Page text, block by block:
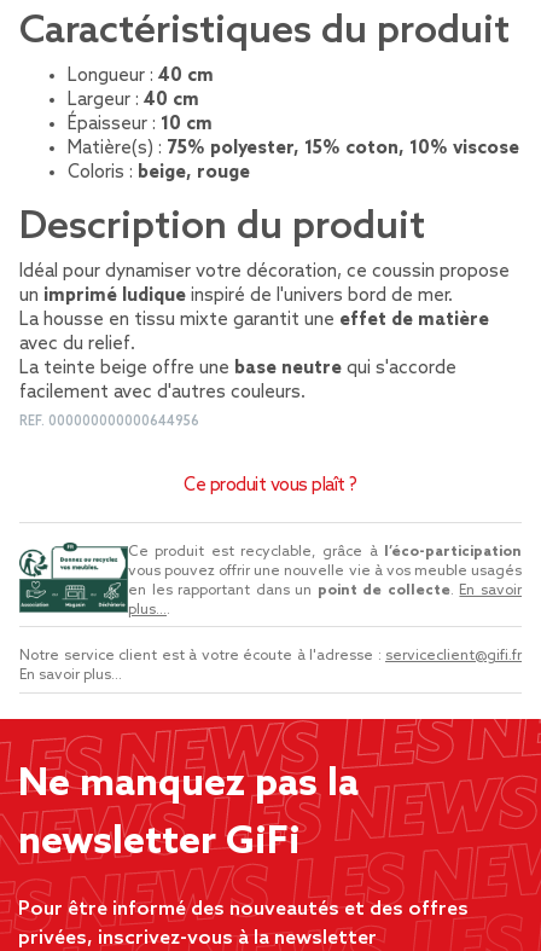
Caractéristiques du produit
Longueur : 40 cm
Largeur : 40 cm
Épaisseur : 10 cm
Matière(s) : 75% polyester, 15% coton, 10% viscose
Coloris : beige, rouge
Description du produit
Idéal pour dynamiser votre décoration, ce coussin propose
un imprimé ludique inspiré de l'univers bord de mer.
La housse en tissu mixte garantit une effet de matière
avec du relief.
La teinte beige offre une base neutre qui s'accorde
facilement avec d'autres couleurs.
REF. 000000000000644956
Ce produit vous plaît ?
Ce produit est recyclable, grâce à
l’éco-participation
vous pouvez offrir une nouvelle vie à vos meuble usagés
en les rapportant dans un point de collecte. En savoir
plus....
Notre service client est à votre écoute à l'adresse : serviceclient@gifi.fr
En savoir plus...
Ne manquez pas la
newsletter GiFi
Pour être informé des nouveautés et des offres
privées, inscrivez-vous à la newsletter